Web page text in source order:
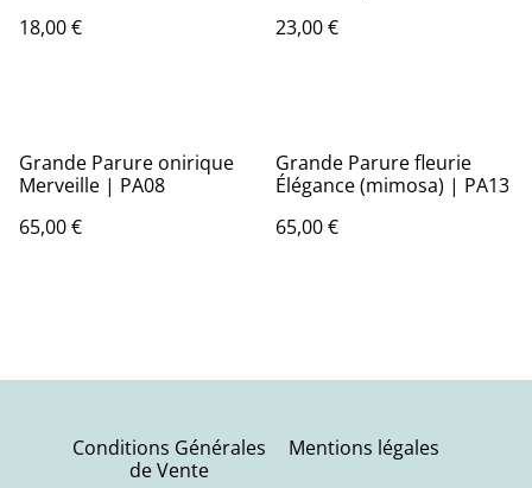
18,00 €
23,00 €
Grande Parure onirique
Merveille | PA08
65,00 €
Grande Parure fleurie
Élégance (mimosa) | PA13
65,00 €
Conditions Générales
de Vente
Mentions légales